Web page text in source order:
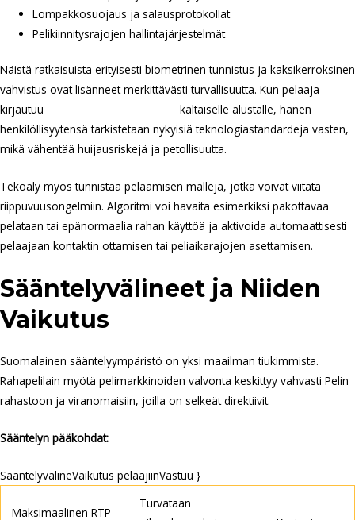
Lompakkosuojaus ja salausprotokollat
Pelikiinnitysrajojen hallintajärjestelmät
Näistä ratkaisuista erityisesti biometrinen tunnistus ja kaksikerroksinen
vahvistus ovat lisänneet merkittävästi turvallisuutta. Kun pelaaja
kirjautuu
kaltaiselle alustalle, hänen
henkilöllisyytensä tarkistetaan nykyisiä teknologiastandardeja vasten,
mikä vähentää huijausriskejä ja petollisuutta.
Tekoäly myös tunnistaa pelaamisen malleja, jotka voivat viitata
riippuvuusongelmiin. Algoritmi voi havaita esimerkiksi pakottavaa
pelataan tai epänormaalia rahan käyttöä ja aktivoida automaattisesti
pelaajaan kontaktin ottamisen tai peliaikarajojen asettamisen.
Sääntelyvälineet ja Niiden
Vaikutus
Suomalainen sääntelyympäristö on yksi maailman tiukimmista.
Rahapelilain myötä pelimarkkinoiden valvonta keskittyy vahvasti Pelin
rahastoon ja viranomaisiin, joilla on selkeät direktiivit.
Sääntelyn pääkohdat:
SääntelyvälineVaikutus pelaajiinVastuu }
Maksimaalinen RTP-
Turvataan